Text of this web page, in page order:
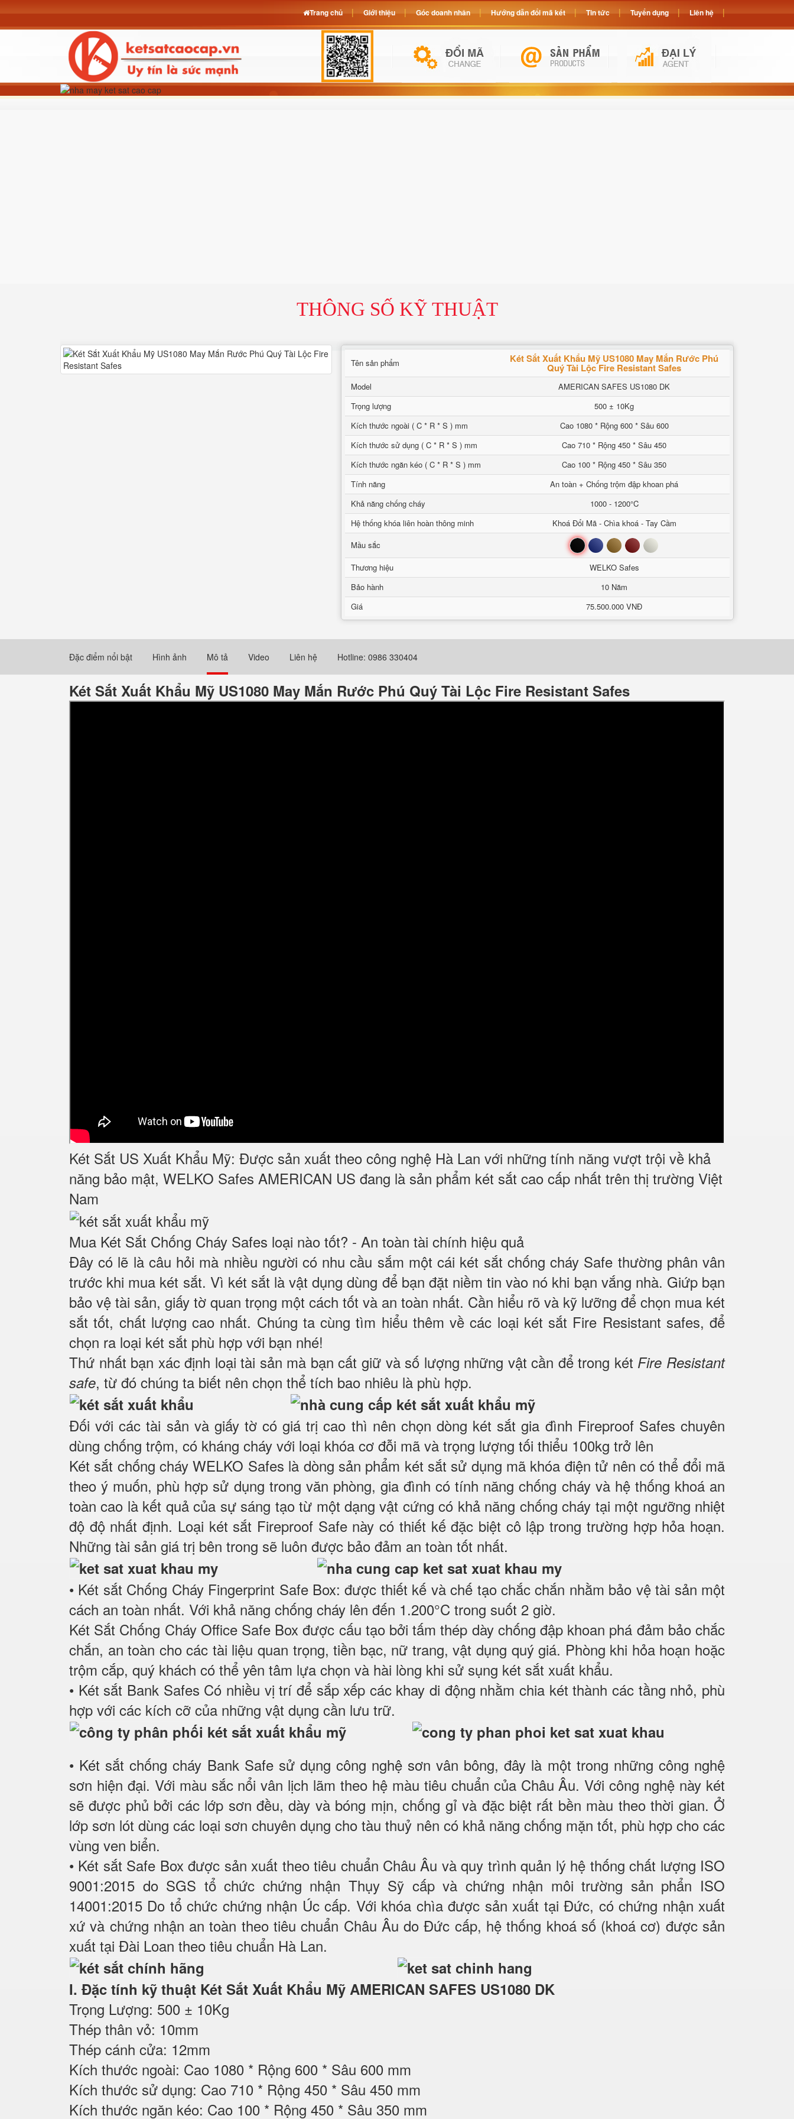
THÔNG SỐ KỸ THUẬT
Tên sản phẩm Két Sắt Xuất Khẩu Mỹ US1080 May Mắn Rước Phú
Quý Tài Lộc‎ Fire Resistant Safes
Model
AMERICAN SAFES US1080 DK
Trọng lượng
500 ± 10Kg
Kích thước ngoài ( C * R * S ) mm
Cao 1080 * Rộng 600 * Sâu 600
Kích thước sử dụng ( C * R * S ) mm
Cao 710 * Rộng 450 * Sâu 450
Kích thước ngăn kéo ( C * R * S ) mm
Cao 100 * Rộng 450 * Sâu 350
Tính năng
An toàn + Chống trộm đập khoan phá
Khả năng chống cháy
1000 - 1200°C
Hệ thống khóa liên hoàn thông minh
Khoá Đổi Mã - Chìa khoá - Tay Cầm
Mầu sắc
Đen Xanh Nâu Đỏ Trắng
Thương hiệu
WELKO Safes
Bảo hành
10 Năm
Giá
75.500.000 VNĐ
Đặc điểm nổi bật Hình ảnh Mô tả Video Liên hệ Hotline: 0986 330404
Két Sắt Xuất Khẩu Mỹ US1080 May Mắn Rước Phú Quý Tài Lộc‎ Fire Resistant Safes
Két Sắt US Xuất Khẩu Mỹ: Được sản xuất theo công nghệ Hà Lan với những tính năng vượt trội về khả
năng bảo mật, WELKO Safes AMERICAN US đang là sản phẩm két sắt cao cấp nhất trên thị trường Việt
Nam
Mua Két Sắt Chống Cháy Safes loại nào tốt? - An toàn tài chính hiệu quả
Đây có lẽ là câu hỏi mà nhiều người có nhu cầu sắm một cái két sắt chống cháy Safe thường phân vân
trước khi mua két sắt. Vì két sắt là vật dụng dùng để bạn đặt niềm tin vào nó khi bạn vắng nhà. Giứp bạn
bảo vệ tài sản, giấy tờ quan trọng một cách tốt và an toàn nhất. Cần hiểu rõ và kỹ lưỡng để chọn mua két
sắt tốt, chất lượng cao nhất. Chúng ta cùng tìm hiểu thêm về các loại két sắt Fire Resistant safes, để
chọn ra loại két sắt phù hợp với bạn nhé!
Thứ nhất bạn xác định loại tài sản mà bạn cất giữ và số lượng những vật cần để trong két Fire Resistant
safe, từ đó chúng ta biết nên chọn thể tích bao nhiêu là phù hợp.
Đối với các tài sản và giấy tờ có giá trị cao thì nên chọn dòng két sắt gia đình Fireproof Safes chuyên
dùng chống trộm, có kháng cháy với loại khóa cơ đỗi mã và trọng lượng tối thiểu 100kg trở lên
Két sắt chống cháy WELKO Safes là dòng sản phẩm két sắt sử dụng mã khóa điện tử nên có thể đổi mã
theo ý muốn, phù hợp sử dụng trong văn phòng, gia đình có tính năng chống cháy và hệ thống khoá an
toàn cao là kết quả của sự sáng tạo từ một dạng vật cứng có khả năng chống cháy tại một ngưỡng nhiệt
độ độ nhất định. Loại két sắt Fireproof Safe này có thiết kế đặc biệt cô lập trong trường hợp hỏa hoạn.
Những tài sản giá trị bên trong sẽ luôn được bảo đảm an toàn tốt nhất.
• Két sắt Chống Cháy Fingerprint Safe Box: được thiết kế và chế tạo chắc chắn nhằm bảo vệ tài sản một
cách an toàn nhất. Với khả năng chống cháy lên đến 1.200°C trong suốt 2 giờ.
Két Sắt Chống Cháy Office Safe Box được cấu tạo bởi tấm thép dày chống đập khoan phá đảm bảo chắc
chắn, an toàn cho các tài liệu quan trọng, tiền bạc, nữ trang, vật dụng quý giá. Phòng khi hỏa hoạn hoặc
trộm cắp, quý khách có thể yên tâm lựa chọn và hài lòng khi sử sụng két sắt xuất khẩu.
• Két sắt Bank Safes Có nhiều vị trí để sắp xếp các khay di động nhằm chia két thành các tầng nhỏ, phù
hợp với các kích cỡ của những vật dụng cần lưu trữ.
• Két sắt chống cháy Bank Safe sử dụng công nghệ sơn vân bông, đây là một trong những công nghệ
sơn hiện đại. Với màu sắc nổi vân lịch lãm theo hệ màu tiêu chuẩn của Châu Âu. Với công nghệ này két
sẽ được phủ bởi các lớp sơn đều, dày và bóng mịn, chống gỉ và đặc biệt rất bền màu theo thời gian. Ở
lớp sơn lót dùng các loại sơn chuyên dụng cho tàu thuỷ nên có khả năng chống mặn tốt, phù hợp cho các
vùng ven biển.
• Két sắt Safe Box được sản xuất theo tiêu chuẩn Châu Âu và quy trình quản lý hệ thống chất lượng ISO
9001:2015 do SGS tổ chức chứng nhận Thụy Sỹ cấp và chứng nhận môi trường sản phẩn ISO
14001:2015 Do tổ chức chứng nhận Úc cấp. Với khóa chìa được sản xuất tại Đức, có chứng nhận xuất
xứ và chứng nhận an toàn theo tiêu chuẩn Châu Âu do Đức cấp, hệ thống khoá số (khoá cơ) được sản
xuất tại Đài Loan theo tiêu chuẩn Hà Lan.
I. Đặc tính kỹ thuật Két Sắt Xuất Khẩu Mỹ AMERICAN SAFES US1080 DK
Trọng Lượng: 500 ± 10Kg
Thép thân vỏ: 10mm
Thép cánh cửa: 12mm
Kích thước ngoài: Cao 1080 * Rộng 600 * Sâu 600 mm
Kích thước sử dụng: Cao 710 * Rộng 450 * Sâu 450 mm
Kích thước ngăn kéo: Cao 100 * Rộng 450 * Sâu 350 mm
Trang chủ Giới thiệu Góc doanh nhân Hướng dẫn đổi mã két Tin tức Tuyển dụng Liên hệ